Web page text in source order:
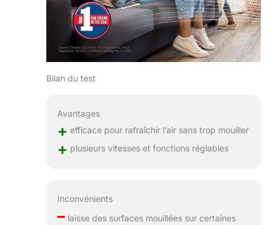
Bilan du test
Avantages
+ efficace pour rafraîchir l’air sans trop mouiller
+ plusieurs vitesses et fonctions réglables
Inconvénients
–laisse des surfaces mouillées sur certaines